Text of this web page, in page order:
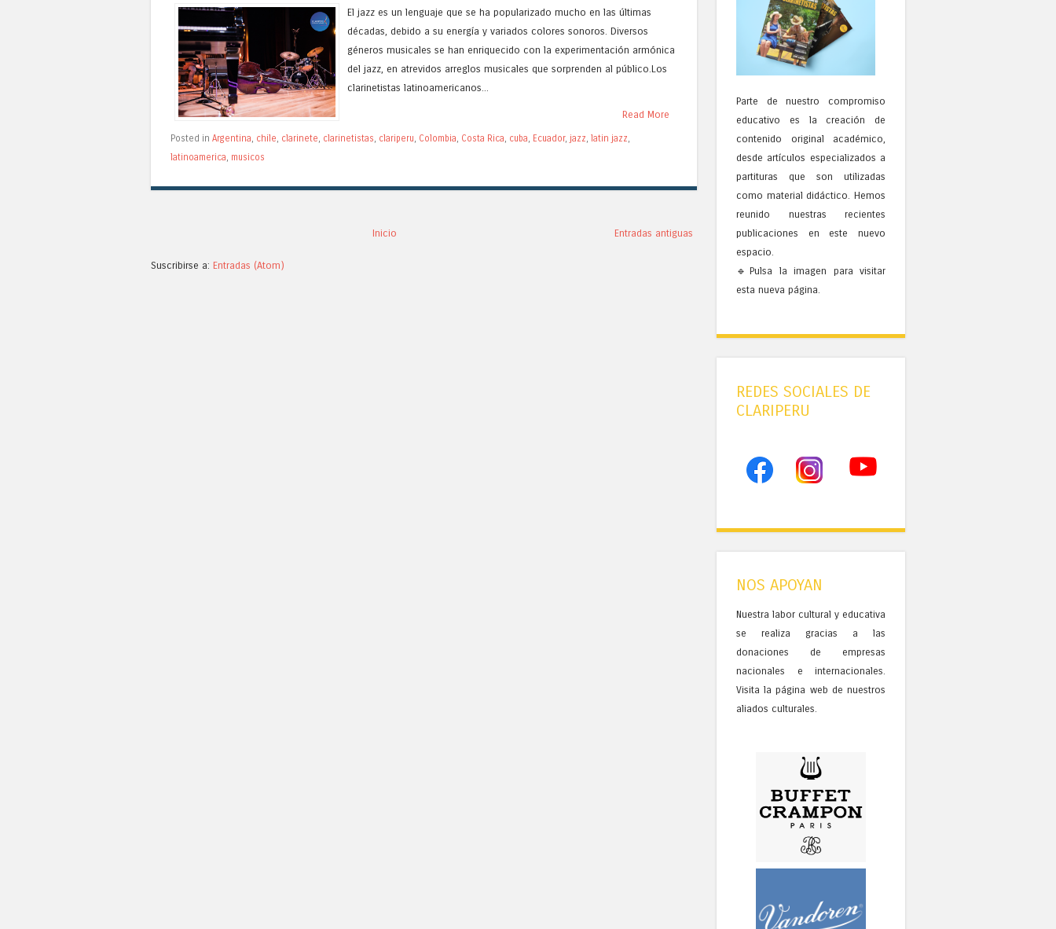
El jazz es un lenguaje que se ha popularizado mucho en las últimas
décadas, debido a su energía y variados colores sonoros. Diversos
géneros musicales se han enriquecido con la experimentación armónica
del jazz, en atrevidos arreglos musicales que sorprenden al público.Los
clarinetistas latinoamericanos...
Read More
Posted in Argentina, chile, clarinete, clarinetistas, clariperu, Colombia, Costa Rica, cuba, Ecuador, jazz, latin jazz,
latinoamerica, musicos
Entradas antiguas
Inicio
Suscribirse a: Entradas (Atom)
Parte de nuestro compromiso
educativo es la creación de
contenido original académico,
desde artículos especializados a
partituras que son utilizadas
como material didáctico. Hemos
reunido nuestras recientes
publicaciones en este nuevo
espacio.
🔹Pulsa la imagen para visitar
esta nueva página.
REDES SOCIALES DE
CLARIPERU
NOS APOYAN
Nuestra labor cultural y educativa
se realiza gracias a las
donaciones de empresas
nacionales e internacionales.
Visita la página web de nuestros
aliados culturales.